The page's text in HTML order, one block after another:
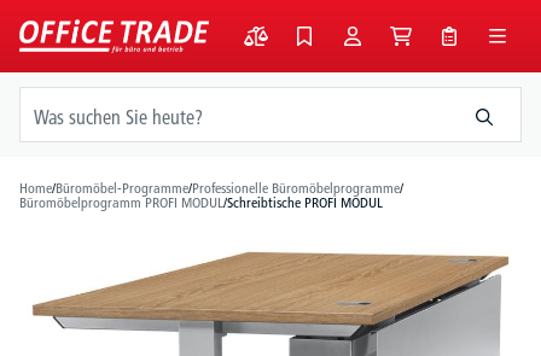
springen
Home/Büromöbel-Programme/Professionelle Büromöbelprogramme/
Büromöbelprogramm PROFI MODUL/Schreibtische PROFI MODUL